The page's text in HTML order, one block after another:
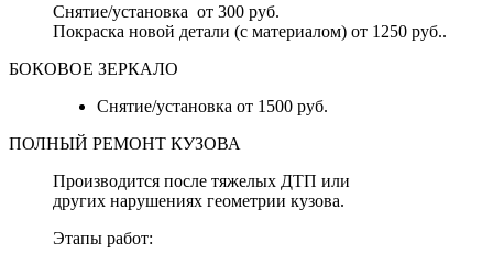
Снятие/установка от 300 руб.
Покраска новой детали (с материалом) от 1250 руб..
БОКОВОЕ ЗЕРКАЛО
Снятие/установка от 1500 руб.
ПОЛНЫЙ РЕМОНТ КУЗОВА
Производится после тяжелых ДТП или
других нарушениях геометрии кузова.
Этапы работ: